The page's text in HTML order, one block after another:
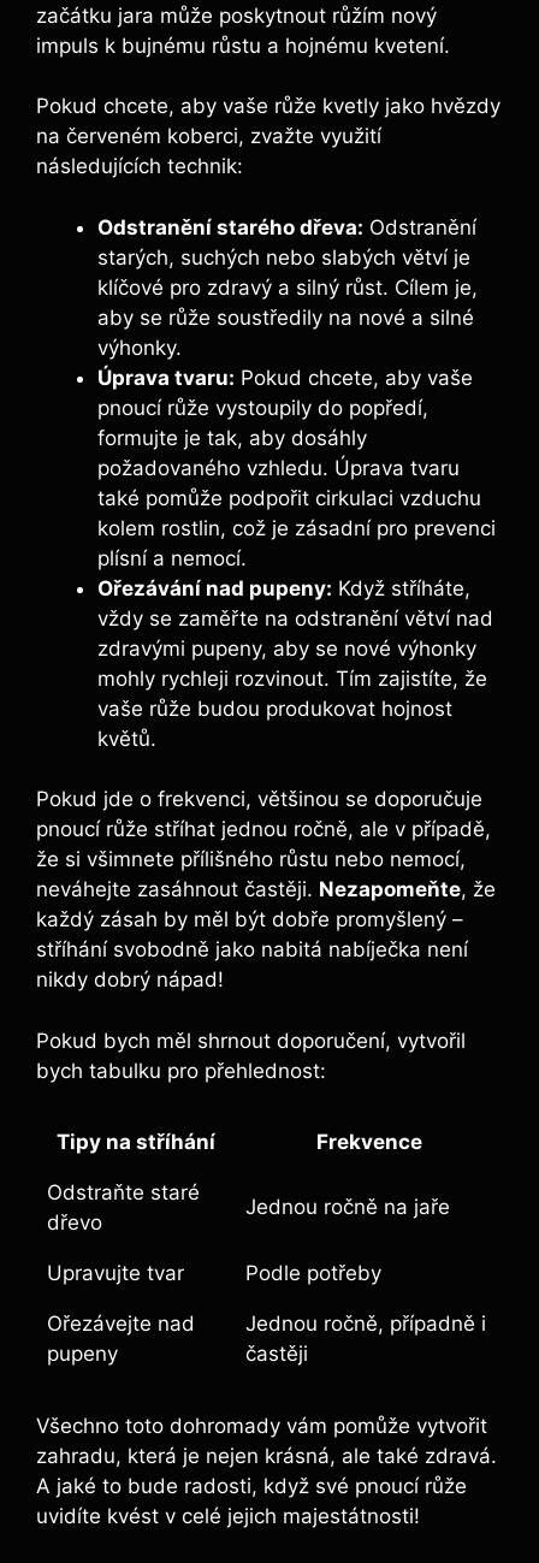
začátku jara může poskytnout růžím nový
⁤impuls k bujnému růstu a hojnému kvetení.
Pokud chcete, aby vaše‍ růže kvetly jako hvězdy
na‍ červeném koberci, zvažte využití
‌následujících technik:
Odstranění starého dřeva: Odstranění
starých, suchých nebo‌ slabých větví je
klíčové⁣ pro zdravý a ‌silný růst. Cílem je,
aby se růže soustředily na nové a ‌silné
výhonky.
Úprava ​tvaru: Pokud chcete, aby vaše
pnoucí růže ​vystoupily do popředí,
formujte je tak, aby dosáhly
požadovaného ​vzhledu. Úprava tvaru
také pomůže podpořit‍ cirkulaci vzduchu
‍kolem rostlin, což je zásadní pro prevenci
plísní⁤ a nemocí.
Ořezávání nad pupeny: Když stříháte,
vždy se zaměřte na odstranění větví nad
zdravými pupeny, aby se nové výhonky
⁢mohly rychleji rozvinout. ‍Tím zajistíte, ⁢že
vaše růže budou produkovat hojnost
květů.
Pokud jde⁢ o frekvenci, většinou se‍ doporučuje⁣
pnoucí růže⁣ stříhat jednou ročně, ale ​v případě,
⁢že si všimnete přílišného růstu⁣ nebo nemocí,
neváhejte zasáhnout častěji. Nezapomeňte, že
každý zásah‍ by měl být dobře⁢ promyšlený ‍–
‍stříhání svobodně jako nabitá nabíječka není⁣
nikdy dobrý nápad!
Pokud bych ‌měl‌ shrnout doporučení, ​vytvořil‍
bych tabulku ​pro přehlednost:
Tipy na ⁢stříhání Frekvence
Odstraňte ⁢staré
dřevo
Jednou ročně na jaře
Upravujte tvar Podle potřeby
Ořezávejte nad
pupeny
Jednou ročně, případně ⁢i
⁢častěji
Všechno toto dohromady vám pomůže vytvořit
⁤zahradu, která je ‌nejen‍ krásná, ale také zdravá.
⁤A jaké to bude radosti, když své pnoucí růže
uvidíte⁢ kvést ⁣v celé​ jejich majestátnosti!